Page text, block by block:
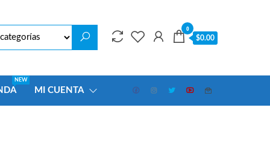
0
$0.00
NEW
MI CUENTA